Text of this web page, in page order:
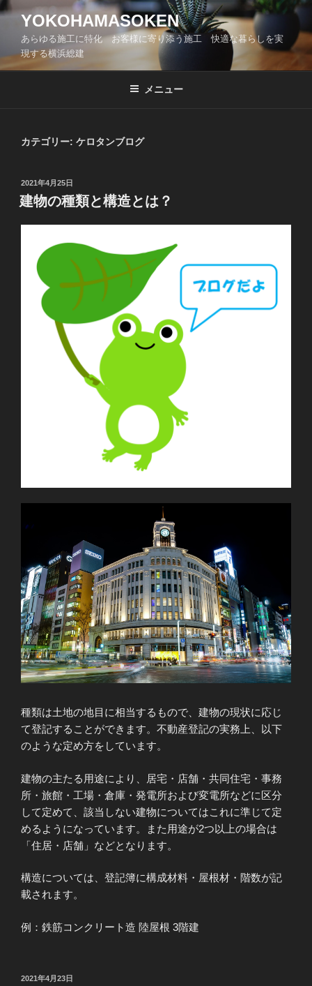
コ
ン
ツ
YOKOHAMASOKEN
あらゆる施工に特化 お客様に寄り添う施工 快適な暮らしを実
現する横浜総建
メニュー
カテゴリー: ケロタンブログ
投
稿
日:
2021年4月25日
建物の種類と構造とは？
種類は土地の地目に相当するもので、建物の現状に応じ
て登記することができます。不動産登記の実務上、以下
のような定め方をしています。
建物の主たる用途により、居宅・店舗・共同住宅・事務
所・旅館・工場・倉庫・発電所および変電所などに区分
して定めて、該当しない建物についてはこれに準じて定
めるようになっています。また用途が2つ以上の場合は
「住居・店舗」などとなります。
構造については、登記簿に構成材料・屋根材・階数が記
載されます。
例：鉄筋コンクリート造 陸屋根 3階建
投
2021年4月23日